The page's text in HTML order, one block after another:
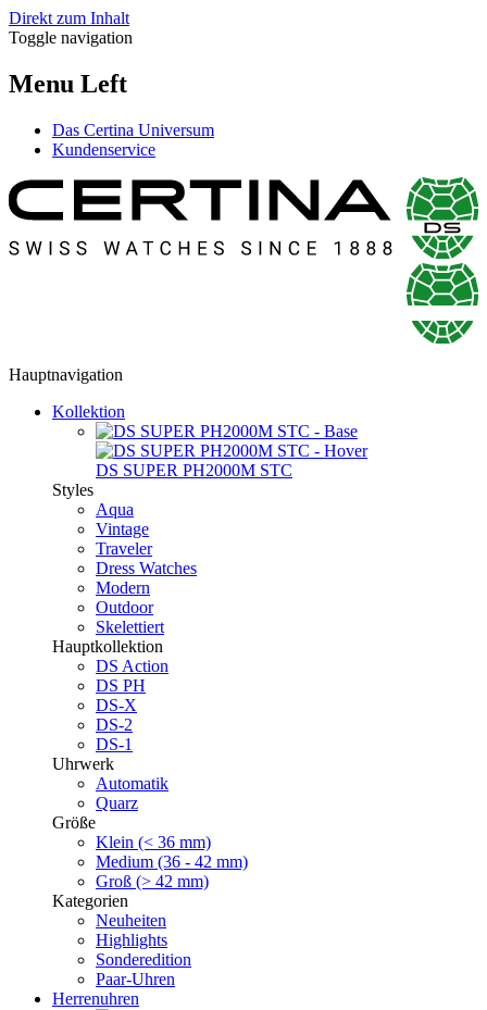
Direkt zum Inhalt
Toggle navigation
Menu Left
Das Certina Universum
Kundenservice
Hauptnavigation
Kollektion
DS SUPER PH2000M STC
Styles
Aqua
Vintage
Traveler
Dress Watches
Modern
Outdoor
Skelettiert
Hauptkollektion
DS Action
DS PH
DS-X
DS-2
DS-1
Uhrwerk
Automatik
Quarz
Größe
Klein (< 36 mm)
Medium (36 - 42 mm)
Groß (> 42 mm)
Kategorien
Neuheiten
Highlights
Sonderedition
Paar-Uhren
Herrenuhren